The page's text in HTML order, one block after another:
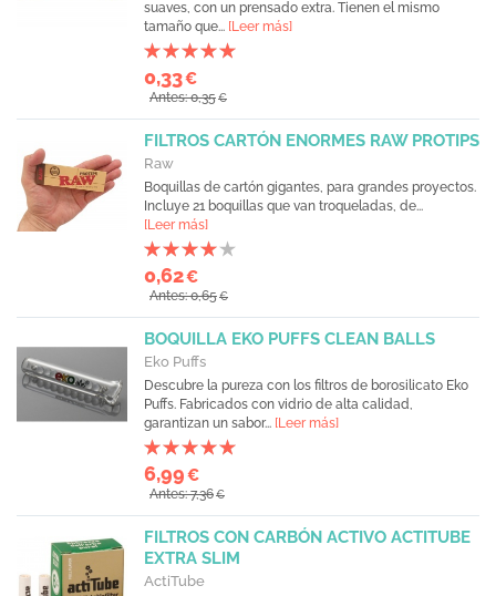
suaves, con un prensado extra. Tienen el mismo
tamaño que... [Leer más]
0,33€
Antes: 0,35€
FILTROS CARTÓN ENORMES RAW PROTIPS
Raw
Boquillas de cartón gigantes, para grandes proyectos.
Incluye 21 boquillas que van troqueladas, de...
[Leer más]
0,62€
Antes: 0,65€
BOQUILLA EKO PUFFS CLEAN BALLS
Eko Puffs
Descubre la pureza con los filtros de borosilicato Eko
Puffs. Fabricados con vidrio de alta calidad,
garantizan un sabor... [Leer más]
6,99€
Antes: 7,36€
FILTROS CON CARBÓN ACTIVO ACTITUBE
EXTRA SLIM
ActiTube